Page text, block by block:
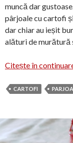
muncă dar
pârjoale cu cartofi
dar chiar au ieșit
alături de murătură
Citește în
CARTOFI